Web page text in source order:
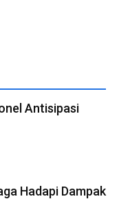
Antisipasi
Hadapi Dampak